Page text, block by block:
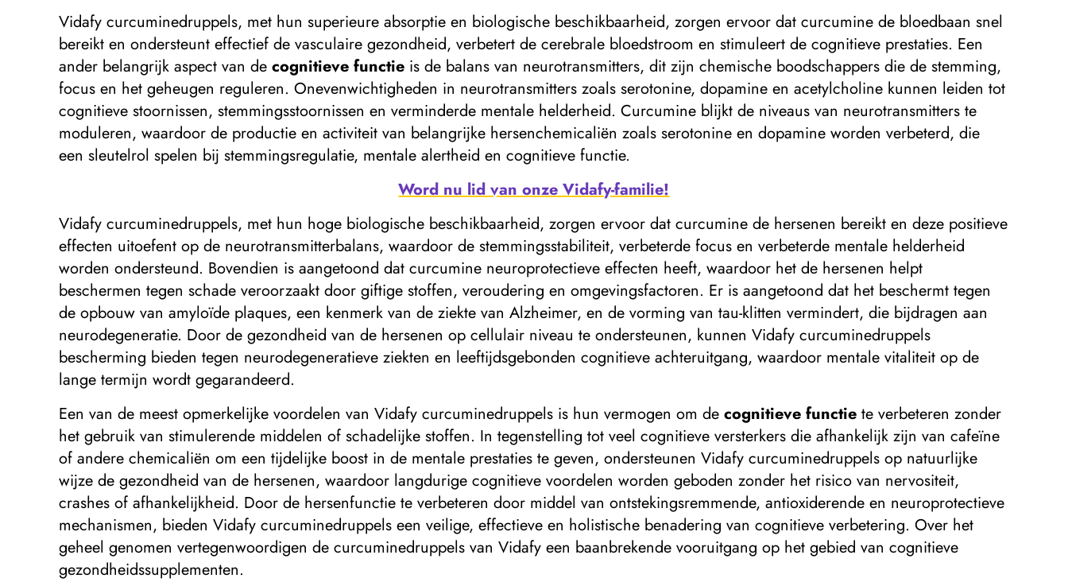
Vidafy curcuminedruppels, met hun superieure absorptie en biologische beschikbaarheid, zorgen ervoor dat curcumine de bloedbaan snel
bereikt en ondersteunt effectief de vasculaire gezondheid, verbetert de cerebrale bloedstroom en stimuleert de cognitieve prestaties. Een
ander belangrijk aspect van decognitieve functie is de balans van neurotransmitters, dit zijn chemische boodschappers die de stemming,
focus en het geheugen reguleren. Onevenwichtigheden in neurotransmitters zoals serotonine, dopamine en acetylcholine kunnen leiden tot
cognitieve stoornissen, stemmingsstoornissen en verminderde mentale helderheid. Curcumine blijkt de niveaus van neurotransmitters te
moduleren, waardoor de productie en activiteit van belangrijke hersenchemicaliën zoals serotonine en dopamine worden verbeterd, die
een sleutelrol spelen bij stemmingsregulatie, mentale alertheid en cognitieve functie.
Word nu lid van onze Vidafy-familie!
Vidafy curcuminedruppels, met hun hoge biologische beschikbaarheid, zorgen ervoor dat curcumine de hersenen bereikt en deze positieve
effecten uitoefent op de neurotransmitterbalans, waardoor de stemmingsstabiliteit, verbeterde focus en verbeterde mentale helderheid
worden ondersteund. Bovendien is aangetoond dat curcumine neuroprotectieve effecten heeft, waardoor het de hersenen helpt
beschermen tegen schade veroorzaakt door giftige stoffen, veroudering en omgevingsfactoren. Er is aangetoond dat het beschermt tegen
de opbouw van amyloïde plaques, een kenmerk van de ziekte van Alzheimer, en de vorming van tau-klitten vermindert, die bijdragen aan
neurodegeneratie. Door de gezondheid van de hersenen op cellulair niveau te ondersteunen, kunnen Vidafy curcuminedruppels
bescherming bieden tegen neurodegeneratieve ziekten en leeftijdsgebonden cognitieve achteruitgang, waardoor mentale vitaliteit op de
lange termijn wordt gegarandeerd.
Een van de meest opmerkelijke voordelen van Vidafy curcuminedruppels is hun vermogen om decognitieve functie te verbeteren zonder
het gebruik van stimulerende middelen of schadelijke stoffen. In tegenstelling tot veel cognitieve versterkers die afhankelijk zijn van cafeïne
of andere chemicaliën om een ​​tijdelijke boost in de mentale prestaties te geven, ondersteunen Vidafy curcuminedruppels op natuurlijke
wijze de gezondheid van de hersenen, waardoor langdurige cognitieve voordelen worden geboden zonder het risico van nervositeit,
crashes of afhankelijkheid. Door de hersenfunctie te verbeteren door middel van ontstekingsremmende, antioxiderende en neuroprotectieve
mechanismen, bieden Vidafy curcuminedruppels een veilige, effectieve en holistische benadering van cognitieve verbetering. Over het
geheel genomen vertegenwoordigen de curcuminedruppels van Vidafy een baanbrekende vooruitgang op het gebied van cognitieve
gezondheidssupplementen.